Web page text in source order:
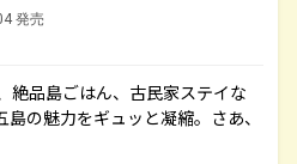
発売
絶品島ごはん、古民家ステイな
の魅力をギュッと凝縮。さあ、